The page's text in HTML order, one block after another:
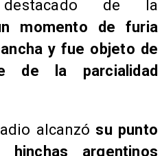
de la
momento de furia
y fue objeto de
de la parcialidad
alcanzó su punto
argentinos